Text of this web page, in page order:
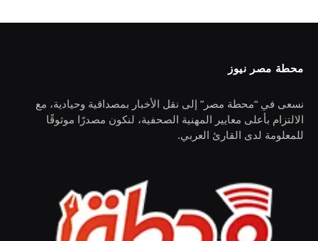
محطة مصر نيوز
نسعى في “محطة مصر” إلى نقل الأخبار بمصداقية وحيادية، مع
الالتزام بأعلى معايير المهنية الصحفية، لنكون مصدرًا موثوقًا
للمعلومة لدى القارئ العربي.